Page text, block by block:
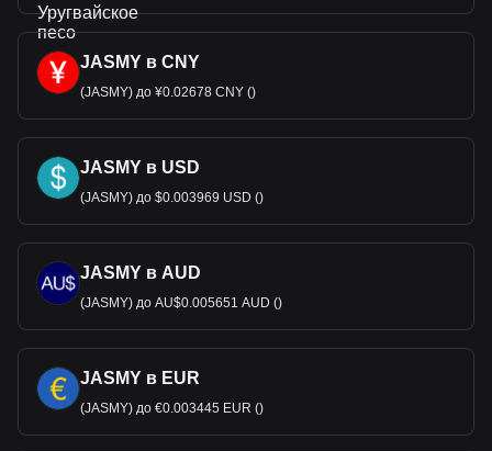
JASMY в CNY
(JASMY) до ¥0.02678 CNY ()
JASMY в USD
(JASMY) до $0.003969 USD ()
JASMY в AUD
(JASMY) до AU$0.005651 AUD ()
JASMY в EUR
(JASMY) до €0.003445 EUR ()